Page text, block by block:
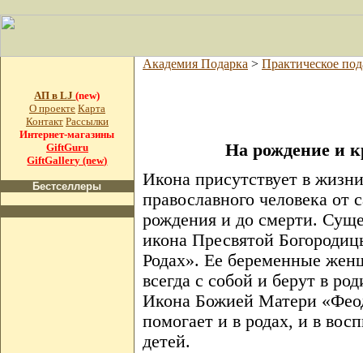
АП в LJ(new)
О проекте Карта
Контакт Рассылки
Интернет-магазины
GiftGuru
GiftGallery (new)
Бестселлеры
Академия Подарка > Практическое
На рождение и
Икона присутствует в жизни
православного человека от
рождения и до смерти.
икона Пресвятой
Родах». Ее беременные
всегда с собой и берут в
Икона Божией Матери
помогает и в родах, и в
детей.